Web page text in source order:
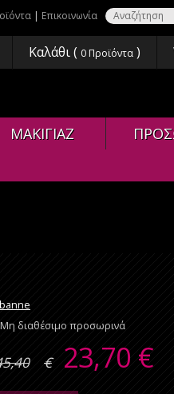
| Επικοινωνία
Καλάθι ( 0 Προϊόντα )
ΜΑΚΙΓΙΑΖ
Μη διαθέσιμο προσωρινά
€ 23,70 €